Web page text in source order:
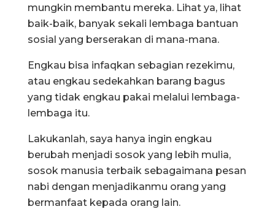
mungkin membantu mereka. Lihat ya, lihat
baik-baik, banyak sekali lembaga bantuan
sosial yang berserakan di mana-mana.
Engkau bisa infaqkan sebagian rezekimu,
atau engkau sedekahkan barang bagus
yang tidak engkau pakai melalui lembaga-
lembaga itu.
Lakukanlah, saya hanya ingin engkau
berubah menjadi sosok yang lebih mulia,
sosok manusia terbaik sebagaimana pesan
nabi dengan menjadikanmu orang yang
bermanfaat kepada orang lain.